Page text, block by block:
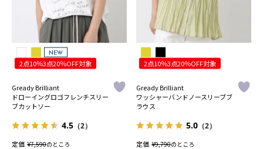
NEW
2点10％3点20％OFF対象
Gready Brilliant
ドローイングロゴフレンチスリー
ブカットソー
4.5 （2）
定価 ¥7,590のところ
2点10％3点20％OFF対象
Gready Brilliant
ワッシャーバンドノースリーブブ
ラウス
5.0 （2）
定価 ¥9,790のところ